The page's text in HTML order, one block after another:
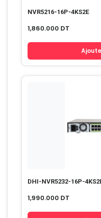
NVR5216-16P-4KS2E
1,860.000 DT
DHI-NVR5232-16P-
1,990.000 DT